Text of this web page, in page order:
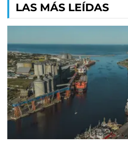
LAS MÁS LEÍDAS